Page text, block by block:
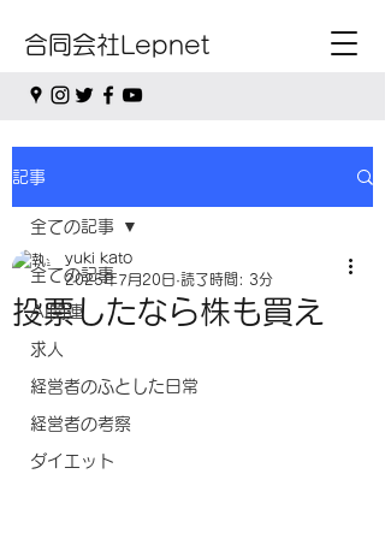
合同会社Lepnet
記事
全ての記事
AI関連
求人
経営者のふとした日常
経営者の考察
ダイエット
全ての記事
投票したなら株も買え
yuki kato
2025年7月20日 読了時間: 3分